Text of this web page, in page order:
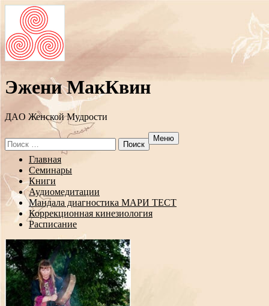
Эжени МакКвин
ДAO Женской Мудрости
Search
for:
Меню
Перейти
содержанию
Главная
Семинары
Книги
Аудиомедитации
Мандала диагностика МАРИ ТЕСТ
Коррекционная кинезиология
Расписание